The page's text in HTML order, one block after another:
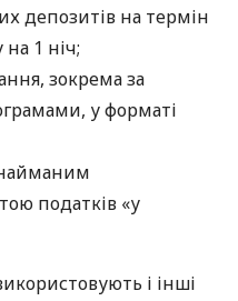
депозитів на термін
1 ніч;
зокрема за
у форматі
податків «у
і інші